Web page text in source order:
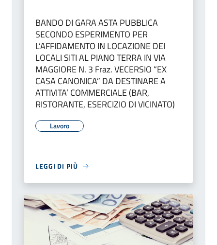
BANDO DI GARA ASTA PUBBLICA
SECONDO ESPERIMENTO PER
L’AFFIDAMENTO IN LOCAZIONE DEI
LOCALI SITI AL PIANO TERRA IN VIA
MAGGIORE N. 3 Fraz. VECERSIO “EX
CASA CANONICA” DA DESTINARE A
ATTIVITA’ COMMERCIALE (BAR,
RISTORANTE, ESERCIZIO DI VICINATO)
Lavoro
LEGGI DI PIÙ